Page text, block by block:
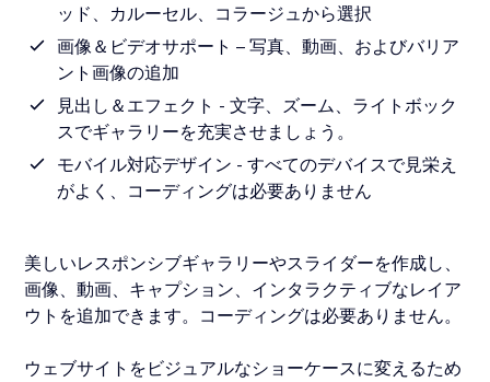
ッド、カルーセル、コラージュから選択
画像＆ビデオサポート – 写真、動画、およびバリア
ント画像の追加
見出し＆エフェクト - 文字、ズーム、ライトボック
スでギャラリーを充実させましょう。
モバイル対応デザイン - すべてのデバイスで見栄え
がよく、コーディングは必要ありません
美しいレスポンシブギャラリーやスライダーを作成し、
画像、動画、キャプション、インタラクティブなレイア
ウトを追加できます。コーディングは必要ありません。
ウェブサイトをビジュアルなショーケースに変えるため